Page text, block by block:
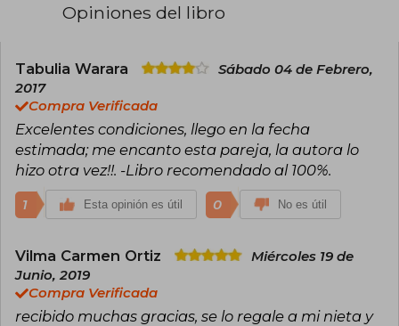
publicada en español por Alfaguara en 2014. En
Snow"), una novela que amplía el universo de
se centra principalmente en la literatura juvenil y
contemporánea.
Opiniones del libro
Tabulia Warara
Sábado 04 de Febrero,
2017
Compra Verificada
Excelentes condiciones, llego en la fecha
estimada; me encanto esta pareja, la autora lo
hizo otra vez!!. -Libro recomendado al 100%.
1 Esta opinión es útil 0 No es útil
Vilma Carmen Ortiz
Miércoles 19 de
Junio, 2019
Compra Verificada
recibido muchas gracias, se lo regale a mi nieta y